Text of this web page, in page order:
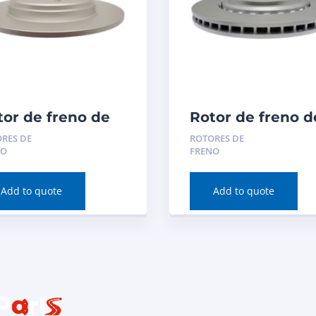
de freno de
(trasero) para
TLX 2020
DE
Add to quote
Rotor de freno
disco (delantero)
para Acura TLX
ROTORES DE
FRENO
Add to quote